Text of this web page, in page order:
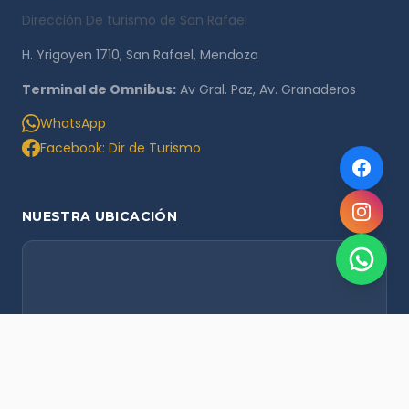
Dirección De turismo de San Rafael
H. Yrigoyen 1710, San Rafael, Mendoza
Terminal de Omnibus: Av Gral. Paz, Av. Granaderos
WhatsApp
Facebook: Dir de Turismo
NUESTRA UBICACIÓN